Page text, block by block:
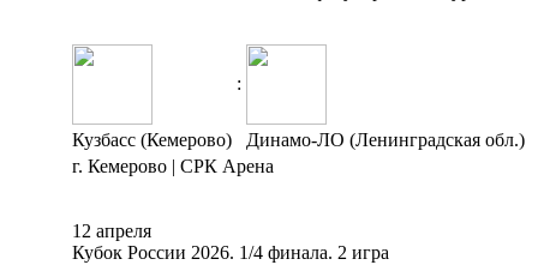
:
Кузбасс (Кемерово)
Динамо-ЛО (Ленинградская обл.)
г. Кемерово | СРК Арена
12 апреля
Кубок России 2026. 1/4 финала. 2 игра